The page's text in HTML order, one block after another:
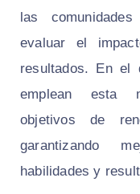
las
evaluar el
resultados. En el
emplean esta
objetivos de
garantizando
habilidades y